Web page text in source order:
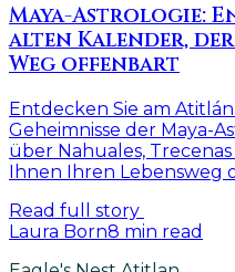
Maya-Astrologie:
alten Kalender,
Weg offenbart
Entdecken Sie am
Geheimnisse der Maya-
über Nahuales,
Ihnen Ihren Lebensweg
Read full story
Laura Born8 min read